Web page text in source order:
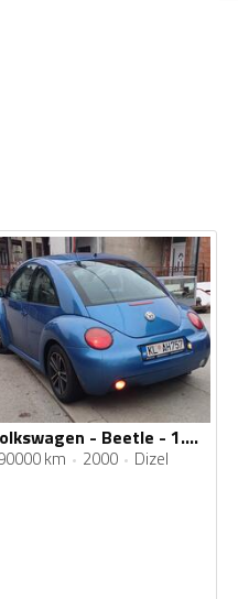
Volkswagen - Beetle - 1.9 tdi
km 2000 Dizel